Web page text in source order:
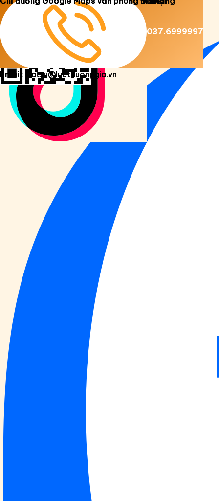
Copyright 2026 © Luật Dương Gia